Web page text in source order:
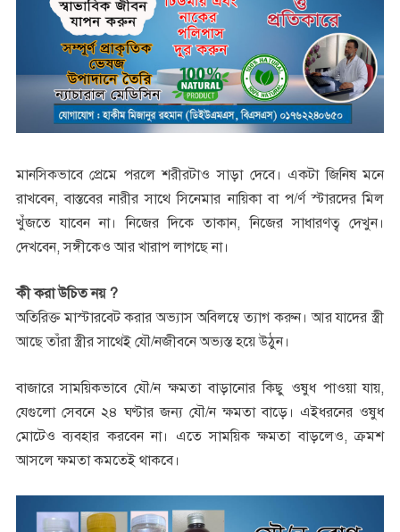
মানসিকভাবে প্রেমে পরলে শরীরটাও সাড়া দেবে। একটা জিনিষ মনে
রাখবেন, বাস্তবের নারীর সাথে সিনেমার নায়িকা বা প/র্ণ স্টারদের মিল
খুঁজতে যাবেন না। নিজের দিকে তাকান, নিজের সাধারণত্ব দেখুন।
দেখবেন, সঙ্গীকেও আর খারাপ লাগছে না।
কী করা উচিত নয় ?
অতিরিক্ত মাস্টারবেট করার অভ্যাস অবিলম্বে ত্যাগ করুন। আর যাদের স্ত্রী
আছে তাঁরা স্ত্রীর সাথেই যৌ/নজীবনে অভ্যস্ত হয়ে উঠুন।
বাজারে সাময়িকভাবে যৌ/ন ক্ষমতা বাড়ানোর কিছু ওষুধ পাওয়া যায়,
যেগুলো সেবনে ২৪ ঘণ্টার জন্য যৌ/ন ক্ষমতা বাড়ে। এইধরনের ওষুধ
মোটেও ব্যবহার করবেন না। এতে সাময়িক ক্ষমতা বাড়লেও, ক্রমশ
আসলে ক্ষমতা কমতেই থাকবে।